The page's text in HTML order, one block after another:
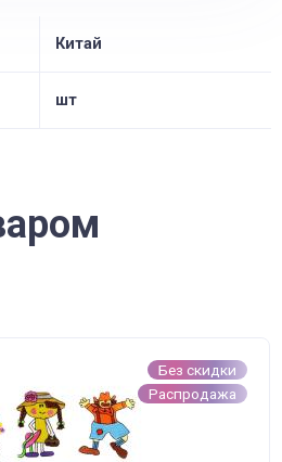
Китай
шт
Без скидки
Распродажа